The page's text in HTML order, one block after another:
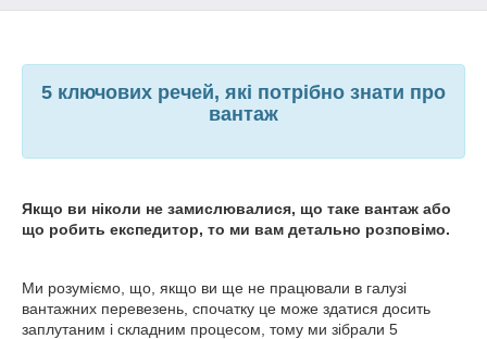
5 ключових речей, які потрібно знати про
вантаж
Якщо ви ніколи не замислювалися, що таке вантаж або
що робить експедитор, то ми вам детально розповімо.
Ми розуміємо, що, якщо ви ще не працювали в галузі
вантажних перевезень, спочатку це може здатися досить
заплутаним і складним процесом, тому ми зібрали 5